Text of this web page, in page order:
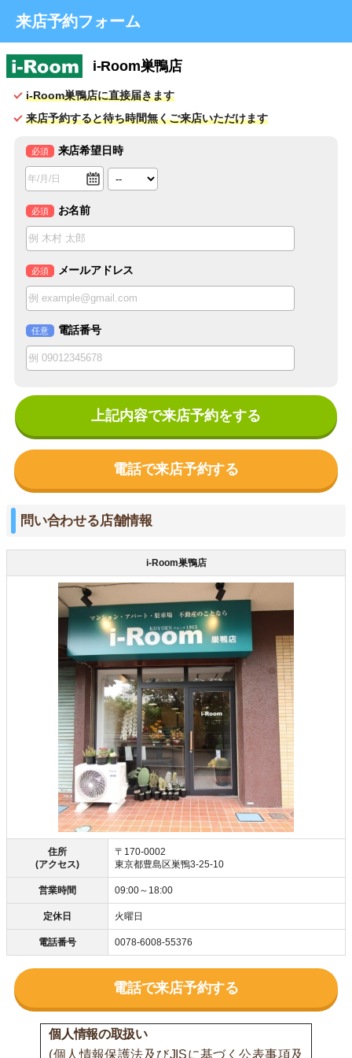
来店予約フォーム
i-Room巣鴨店
i-Room巣鴨店に直接届きます
来店予約すると待ち時間無くご来店いただけます
必須 来店希望日時
必須 お名前
必須 メールアドレス
任意 電話番号
上記内容で来店予約をする
電話で来店予約する
問い合わせる店舗情報
i-Room巣鴨店
住所
(アクセス)
〒170-0002
東京都豊島区巣鴨3-25-10
営業時間 09:00～18:00
定休日 火曜日
電話番号 0078-6008-55376
電話で来店予約する
個人情報の取扱い
(個人情報保護法及びJISに基づく公表事項及